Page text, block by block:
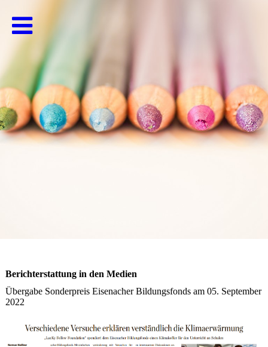
Berichterstattung in den Medien
Übergabe Sonderpreis Eisenacher Bildungsfonds am 05. September
2022